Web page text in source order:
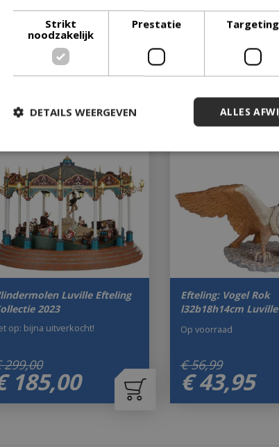
Luville Efteling
2023
299,00
185,00
op: bijna uitverkocht!
Efteling: Vogel Rok
l32b18h14cm Luville
€ 56,99
€ 43,95
Op voorraad
Strikt
noodzakelijk
Prestatie Targeting
ALLES
DETAILS WEERGEVEN